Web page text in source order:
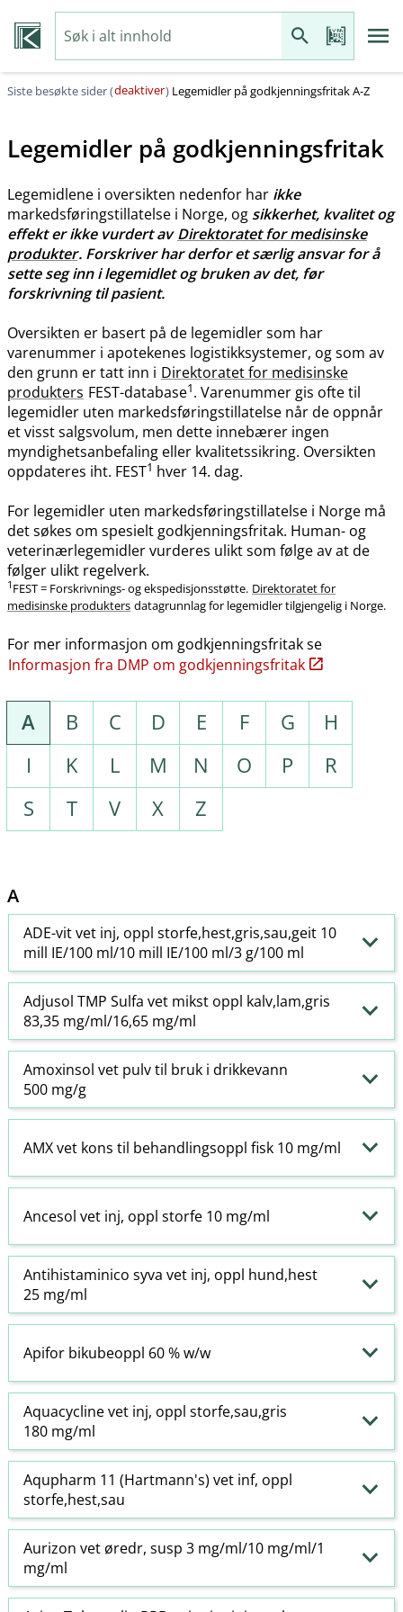
Siste besøkte sider (deaktiver) Legemidler på godkjenningsfritak A-Z
Legemidler på godkjenningsfritak
Legemidlene i oversikten nedenfor har ikke
markedsføringstillatelse i Norge, og sikkerhet, kvalitet og
effekt er ikke vurdert avDirektoratet for medisinske
produkter. Forskriver har derfor et særlig ansvar for å
sette seg inn i legemidlet og bruken av det, før
forskrivning til pasient.
Oversikten er basert på de legemidler som har
varenummer i apotekenes logistikksystemer, og som av
den grunn er tatt inn i Direktoratet for medisinske
produkters FEST-database1. Varenummer gis ofte til
legemidler uten markedsføringstillatelse når de oppnår
et visst salgsvolum, men dette innebærer ingen
myndighetsanbefaling eller kvalitetssikring. Oversikten
oppdateres iht. FEST1 hver 14. dag.
For legemidler uten markedsføringstillatelse i Norge må
det søkes om spesielt godkjenningsfritak. Human- og
veterinærlegemidler vurderes ulikt som følge av at de
følger ulikt regelverk.
1 FEST = Forskrivnings- og ekspedisjonsstøtte. Direktoratet for
medisinske produkters datagrunnlag for legemidler tilgjengelig i Norge.
For mer informasjon om godkjenningsfritak se
Informasjon fra DMP om godkjenningsfritak
A B C D E F G
H
I
K L M N O P
R
S
T V X Z
A
ADE-vit vet inj, oppl storfe,hest,gris,sau,geit 10
mill IE/100 ml/10 mill IE/100 ml/3 g/100 ml
Adjusol TMP Sulfa vet mikst oppl kalv,lam,gris
83,35 mg/ml/16,65 mg/ml
Amoxinsol vet pulv til bruk i drikkevann
500 mg/g
AMX vet kons til behandlingsoppl fisk 10 mg/ml
Ancesol vet inj, oppl storfe 10 mg/ml
Antihistaminico syva vet inj, oppl hund,hest
25 mg/ml
Apifor bikubeoppl 60 % w​/​w
Aquacycline vet inj, oppl storfe,sau,gris
180 mg/ml
Aqupharm 11 (Hartmann's) vet inf, oppl
storfe,hest,sau
Aurizon vet øredr, susp 3 mg/ml/10 mg/ml/1
mg/ml